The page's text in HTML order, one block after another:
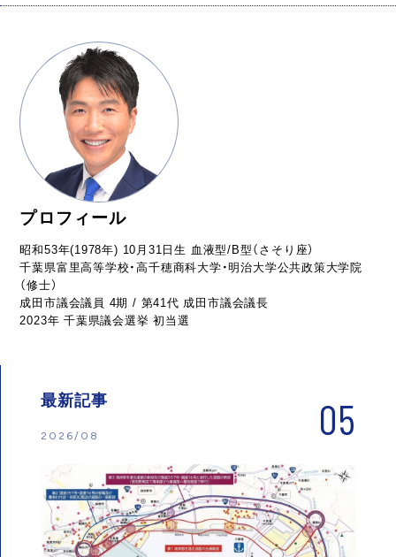
プロフィール
昭和53年(1978年) 10月31日生 血液型/B型（さそり座）
千葉県富里高等学校・高千穂商科大学・明治大学公共政策大学院
（修士）
成田市議会議員 4期 / 第41代 成田市議会議長
2023年 千葉県議会選挙 初当選
最新記事
2026/08 05